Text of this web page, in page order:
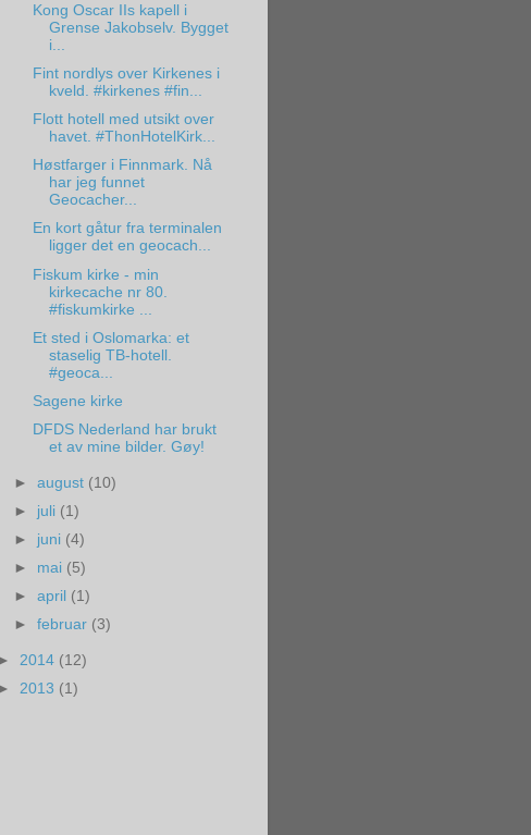
Kong Oscar IIs kapell i
Grense Jakobselv. Bygget
i...
Fint nordlys over Kirkenes i
kveld. #kirkenes #fin...
Flott hotell med utsikt over
havet. #ThonHotelKirk...
Høstfarger i Finnmark. Nå
har jeg funnet
Geocacher...
En kort gåtur fra terminalen
ligger det en geocach...
Fiskum kirke - min
kirkecache nr 80.
#fiskumkirke ...
Et sted i Oslomarka: et
staselig TB-hotell.
#geoca...
Sagene kirke
DFDS Nederland har brukt
et av mine bilder. Gøy!
►august (10)
► juli (1)
► juni (4)
► mai (5)
►april (1)
►februar (3)
2014 (12)
2013 (1)